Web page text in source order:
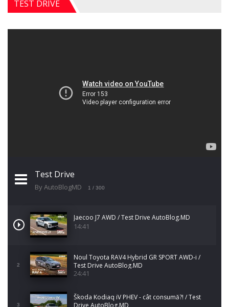
TEST DRIVE
Test Drive
By AutoBlogMD 1 / 300
Jaecoo J7 AWD / Test Drive AutoBlog.MD
14:41
2
Noul Toyota RAV4 Hybrid GR SPORT AWD-i /
Test Drive AutoBlog.MD
24:41
3
Škoda Kodiaq iV PHEV - cât consumă?! / Test
Drive AutoBlog.MD